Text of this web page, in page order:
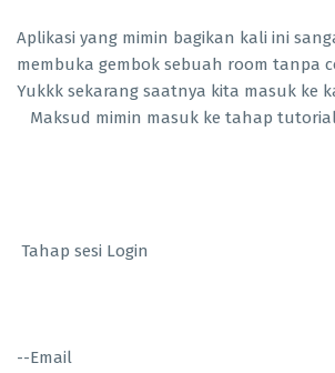
Aplikasi yang mimin bagikan kali ini
membuka gembok sebuah room tanpa
Yukkk sekarang saatnya kita masuk ke
Maksud mimin masuk ke tahap
Tahap sesi Login
--Email